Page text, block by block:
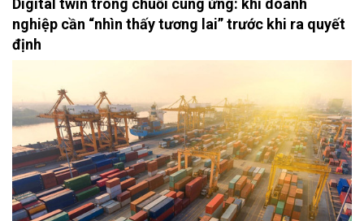
Digital twin trong chuỗi cung ứng: khi doanh
nghiệp cần “nhìn thấy tương lai” trước khi ra quyết
định